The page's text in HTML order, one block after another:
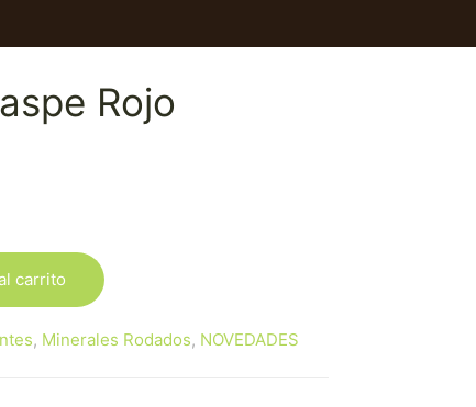
Rojo
carrito
, Minerales Rodados, NOVEDADES